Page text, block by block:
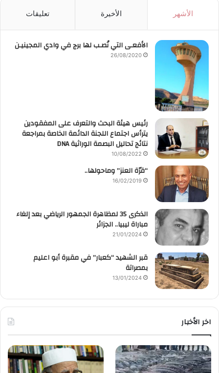
الأشهر الأخيرة تعليقات
الأفعـى التي نُصـب لها برج في وادي المجينيـن
26/08/2020
رئيس هيئة البحث والتعرف على المفقودين
يترأس اجتماع اللجنة الدائمة الخاصة بمراجعة
نتائج تحاليل البصمة الوراثية DNA
10/08/2022
“قرّة العنز” وماحولها..
16/02/2019
الذكرى 35 لمظاهرة الجمهور الرياضي بعد إلغاء
مباراة ليبيا.. الجزائر
21/01/2024
قبر الشهيد “كعبار” في مقبرة أبو اعليم
بمصراتة
13/01/2024
اخر الأخبار